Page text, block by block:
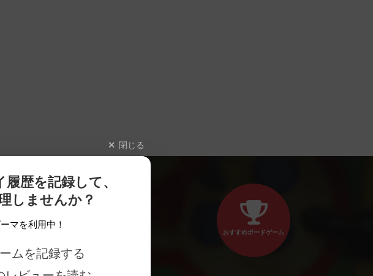
閉じる
歴を記録して、
しませんか？
マを利用中！
ムを記録する
おすすめボードゲーム